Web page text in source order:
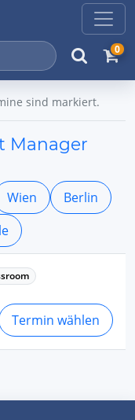
0
sind markiert.
Manager
Wien
Berlin
Termin wählen